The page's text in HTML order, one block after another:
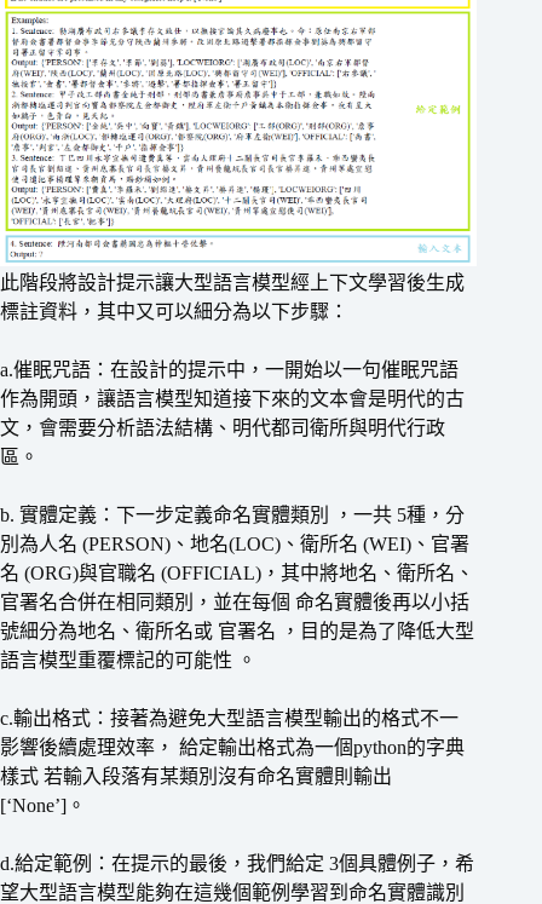
此階段將設計提示讓大型語言模型經上下文學習後生成
標註資料，其中又可以細分為以下步驟：
a.催眠咒語：在設計的提示中，一開始以一句催眠咒語
作為開頭，讓語言模型知道接下來的文本會是明代的古
文，會需要分析語法結構、明代都司衛所與明代行政
區。
b. 實體定義：下一步定義命名實體類別 ，一共 5種，分
別為人名 (PERSON)、地名(LOC)、衛所名 (WEI)、官署
名 (ORG)與官職名 (OFFICIAL)，其中將地名、衛所名、
官署名合併在相同類別，並在每個 命名實體後再以小括
號細分為地名、衛所名或 官署名 ，目的是為了降低大型
語言模型重覆標記的可能性 。
c.輸出格式：接著為避免大型語言模型輸出的格式不一
影響後續處理效率， 給定輸出格式為一個python的字典
樣式 若輸入段落有某類別沒有命名實體則輸出
[‘None’]。
d.給定範例：在提示的最後，我們給定 3個具體例子，希
望大型語言模型能夠在這幾個範例學習到命名實體識別